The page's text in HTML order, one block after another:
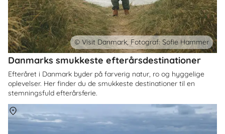
Danmarks smukkeste efterårsdestinationer
Efteråret i Danmark byder på farverig natur, ro og hyggelige
oplevelser. Her finder du de smukkeste destinationer til en
stemningsfuld efterårsferie.
© Visit Danmark, Fotograf: Sofie Hammer